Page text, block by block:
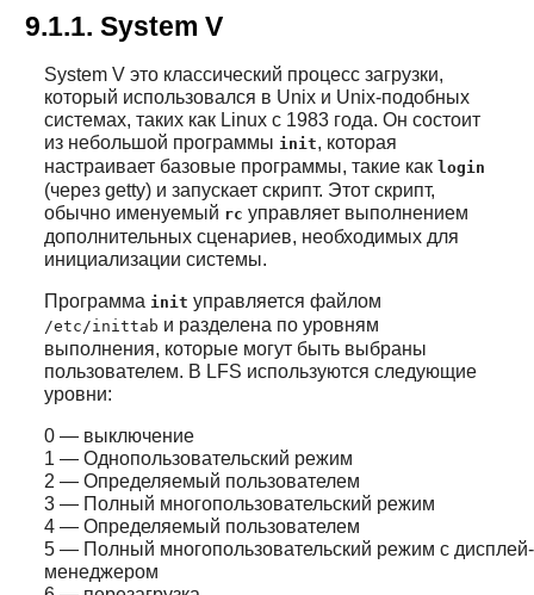
9.1.1. System V
System V это классический процесс загрузки,
который использовался в Unix и Unix-подобных
системах, таких как Linux с 1983 года. Он состоит
из небольшой программы init, которая
настраивает базовые программы, такие как login
(через getty) и запускает скрипт. Этот скрипт,
обычно именуемый rc управляет выполнением
дополнительных сценариев, необходимых для
инициализации системы.
Программа init управляется файлом
/etc/inittab и разделена по уровням
выполнения, которые могут быть выбраны
пользователем. В LFS используются следующие
уровни:
0 — выключение
1 — Однопользовательский режим
2 — Определяемый пользователем
3 — Полный многопользовательский режим
4 — Определяемый пользователем
5 — Полный многопользовательский режим с дисплей-
менеджером